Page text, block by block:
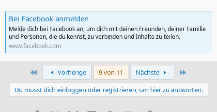
Bei Facebook anmelden
Melde dich bei Facebook an, um dich mit deinen Freunden, deiner Familie
und Personen, die du kennst, zu verbinden und Inhalte zu teilen.
www.facebook.com
Erste Vorherige 9 von 11 Nächste
Du musst dich einloggen oder registrieren, um hier zu antworten.